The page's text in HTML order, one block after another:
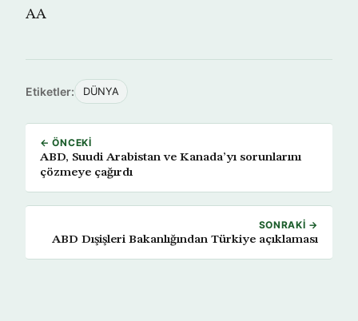
AA
Etiketler: DÜNYA
← ÖNCEKI
ABD, Suudi Arabistan ve Kanada’yı sorunlarını
çözmeye çağırdı
SONRAKI →
ABD Dışişleri Bakanlığından Türkiye açıklaması